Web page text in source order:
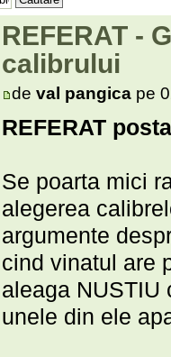
REFERAT -
calibrului
deval pangica pe
REFERAT
Se poarta mici
alegerea
argumente
cind vinatul are
aleaga NUSTIU
unele din ele